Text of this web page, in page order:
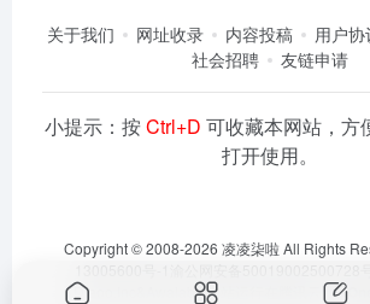
关于我们 网址收录 内容投稿 用户协
社会招聘
友链申请
小提示：按Ctrl+D 可收藏本网站，方
打开使用。
Copyright © 2008-2026 凌凌柒啦 All Rights
Dlaoo.Inc
Awalab| 本站运行在 由